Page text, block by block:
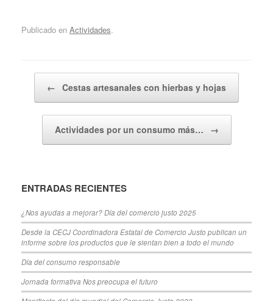
Publicado en Actividades.
← Cestas artesanales con hierbas y hojas
Actividades por un consumo más… →
ENTRADAS RECIENTES
¿Nos ayudas a mejorar? Día del comercio justo 2025
Desde la CECJ Coordinadora Estatal de Comercio Justo publican un
informe sobre los productos que le sientan bien a todo el mundo
Día del consumo responsable
Jornada formativa Nos preocupa el futuro